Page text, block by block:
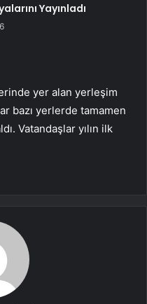
Yayınladı
yer alan yerleşim
bazı yerlerde tamamen
Vatandaşlar yılın ilk